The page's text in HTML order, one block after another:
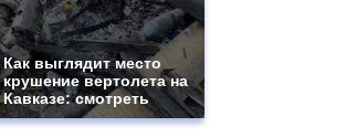
Как выглядит место
крушение вертолета на
Кавказе: смотреть